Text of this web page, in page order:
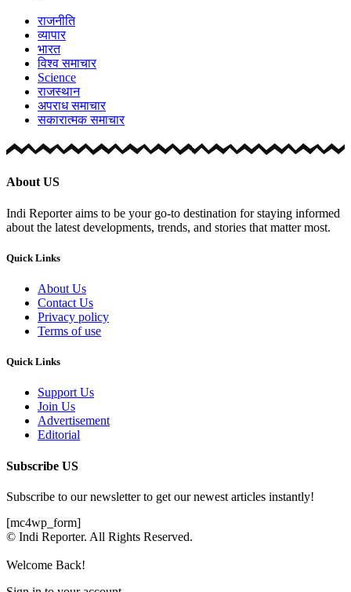
राजनीति
व्यापार
भारत
विश्व समाचार
Science
राजस्थान
अपराध समाचार
सकारात्मक समाचार
About US
Indi Reporter aims to be your go-to destination for staying informed
about the latest developments, trends, and stories that matter most.
Quick Links
About Us
Contact Us
Privacy policy
Terms of use
Quick Links
Support Us
Join Us
Advertisement
Editorial
Subscribe US
Subscribe to our newsletter to get our newest articles instantly!
[mc4wp_form]
© Indi Reporter. All Rights Reserved.
Welcome Back!